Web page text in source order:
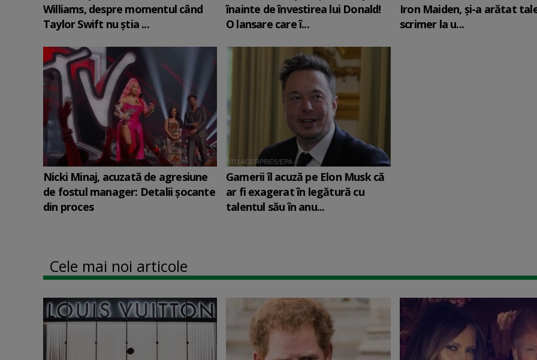
Williams, despre momentul când
Taylor Swift nu știa ...
înainte de învestirea lui Donald!
O lansare care î...
Iron Maiden, şi-a arătat
scrimer la u...
Nicki Minaj, acuzată de agresiune
de fostul manager: Detalii șocante
din proces
Gamerii îl acuză pe Elon Musk că
ar fi exagerat în legătură cu
talentul său în anu...
Cele mai noi articole